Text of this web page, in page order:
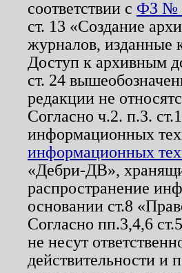
соответствии с ФЗ №
ст. 13 «Создание
журналов, изданные
Доступ к архивным
ст. 24
редакции не
Согласно ч.2. п.3.
информационных
информационных
«Дебри-ДВ»,
распространение
основании ст.8
Согласно пп.3,4,6
не несут
действительности и